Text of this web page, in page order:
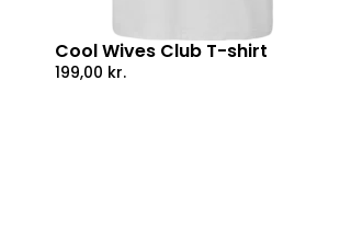
Cool Wives Club T-shirt
199,00 kr.